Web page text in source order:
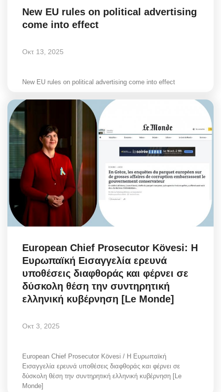
New EU rules on political advertising
come into effect
Οκτ 13, 2025
New EU rules on political advertising come into effect
European Chief Prosecutor Kövesi: Η
Ευρωπαϊκή Εισαγγελία ερευνά
υποθέσεις διαφθοράς και φέρνει σε
δύσκολη θέση την συντηρητική
ελληνική κυβέρνηση [Le Monde]
Οκτ 3, 2025
European Chief Prosecutor Kövesi / Η Ευρωπαϊκή
Εισαγγελία ερευνά υποθέσεις διαφθοράς και φέρνει σε
δύσκολη θέση την συντηρητική ελληνική κυβέρνηση [Le
Monde]